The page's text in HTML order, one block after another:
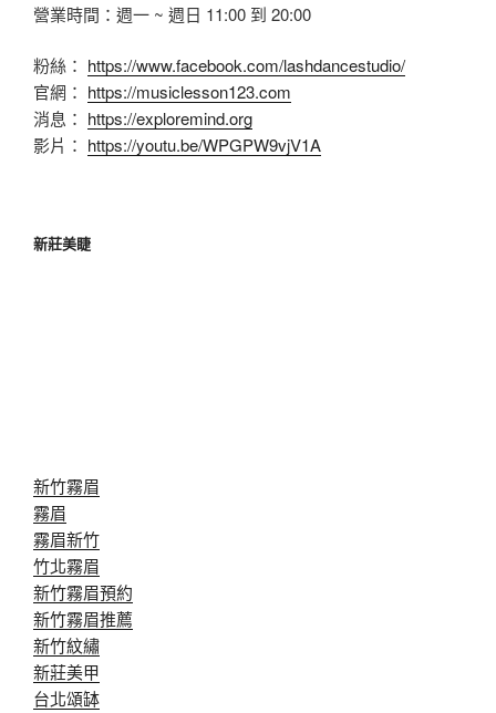
營業時間：週一 ~ 週日 11:00 到 20:00
粉絲： https://www.facebook.com/lashdancestudio/
官網： https://musiclesson123.com
消息： https://exploremind.org
影片： https://youtu.be/WPGPW9vjV1A
新莊美睫
新竹霧眉
霧眉
霧眉新竹
竹北霧眉
新竹霧眉預約
新竹霧眉推薦
新竹紋繡
新莊美甲
台北頌缽